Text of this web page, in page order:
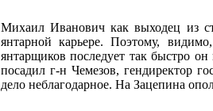
Михаил Иванович как выходец из
янтарной карьере. Поэтому,
янтарщиков последует так быстро
посадил г-н Чемезов, гендиректор
дело неблагодарное. На Зацепина